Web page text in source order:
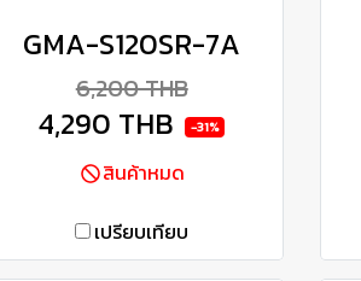
GMA-S120SR-7A
6,200 THB
4,290 THB -31%
สินค้าหมด
เปรียบเทียบ